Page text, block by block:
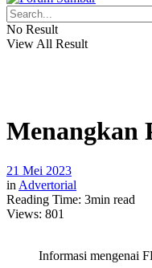
No Result
View All Result
Menangkan
21 Mei 2023
in Advertorial
Reading Time: 3min read
Views: 801
Informasi mengenai